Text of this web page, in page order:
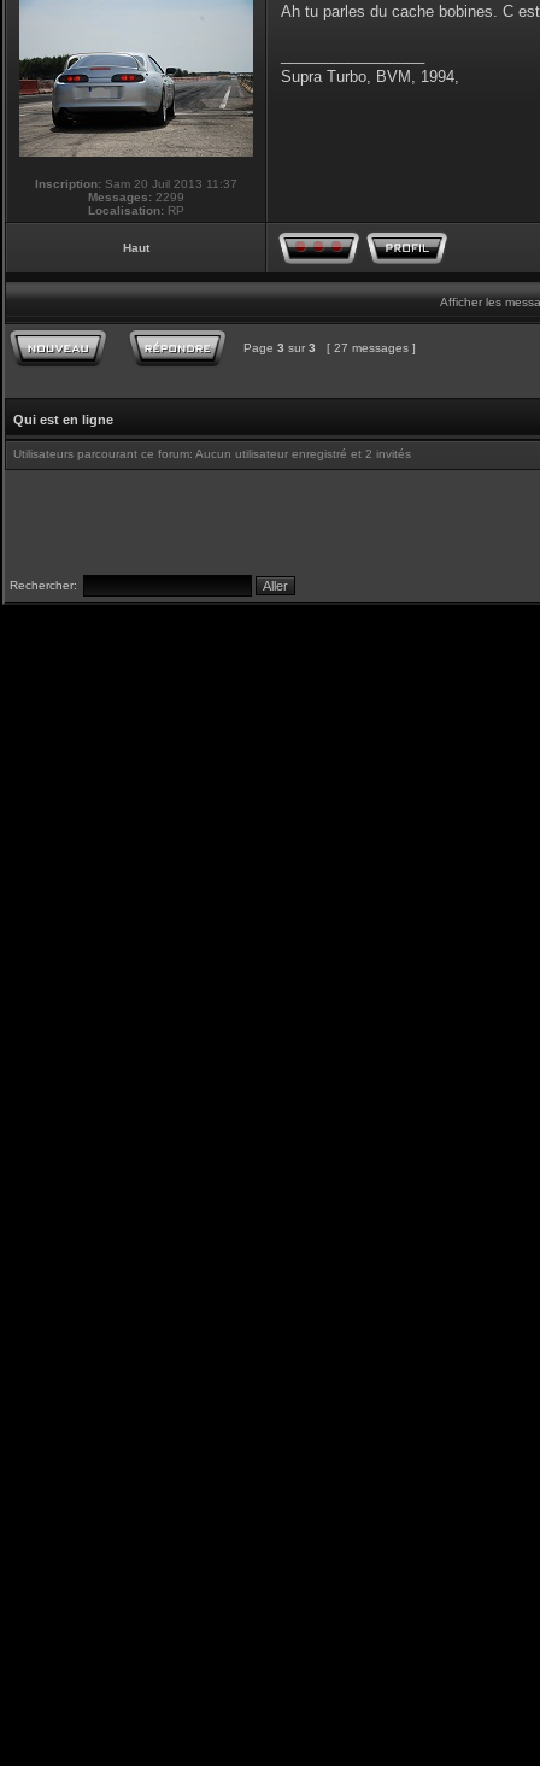
Inscription: Sam 20 Juil 2013 11:37
Messages: 2299
Localisation: RP
Ah tu parles du cache bobines. C
Supra Turbo, BVM, 1994,
Haut
Afficher les
Page 3 sur 3 [ 27 messages ]
Qui est en ligne
Utilisateurs parcourant ce forum: Aucun utilisateur enregistré et 2 invités
Rechercher: